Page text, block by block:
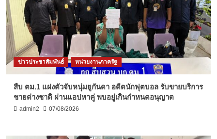
ข่าวประชาสัมพันธ์ หน่วยงานภาครัฐ
สืบ ตม.1 แฝงตัวจับหนุ่มยูกันดา อดีตนักฟุตบอล รับขายบริการ
ชายต่างชาติ ผ่านแอปหาคู่ พบอยู่เกินกำหนดอนุญาต
admin2 07/08/2026